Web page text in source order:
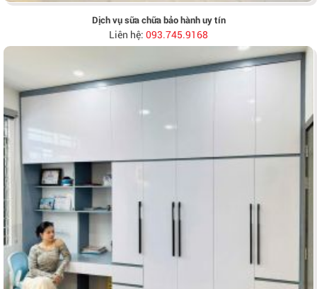
Dịch vụ sữa chữa bảo hành uy tín
Liên hệ: 093.745.9168